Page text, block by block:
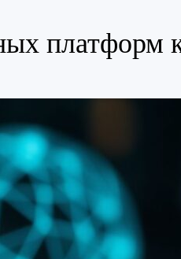
платформ